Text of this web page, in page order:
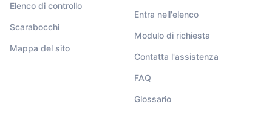
Elenco di controllo
Scarabocchi
Mappa del sito
Entra nell'elenco
Modulo di richiesta
Contatta l'assistenza
FAQ
Glossario